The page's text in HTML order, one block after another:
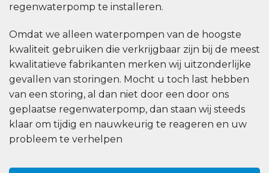
regenwaterpomp te installeren.
Omdat we alleen waterpompen van de hoogste
kwaliteit gebruiken die verkrijgbaar zijn bij de meest
kwalitatieve fabrikanten merken wij uitzonderlijke
gevallen van storingen. Mocht u toch last hebben
van een storing, al dan niet door een door ons
geplaatse regenwaterpomp, dan staan ​​wij steeds
klaar om tijdig en nauwkeurig te reageren en uw
probleem te verhelpen